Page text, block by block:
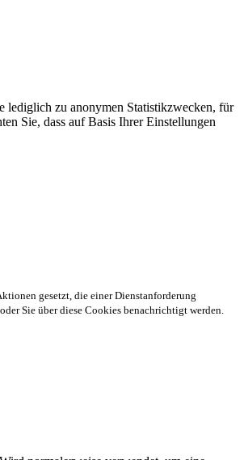
lediglich zu anonymen Statistikzwecken, für
Sie, dass auf Basis Ihrer Einstellungen
gesetzt, die einer Dienstanforderung
Sie über diese Cookies benachrichtigt werden.